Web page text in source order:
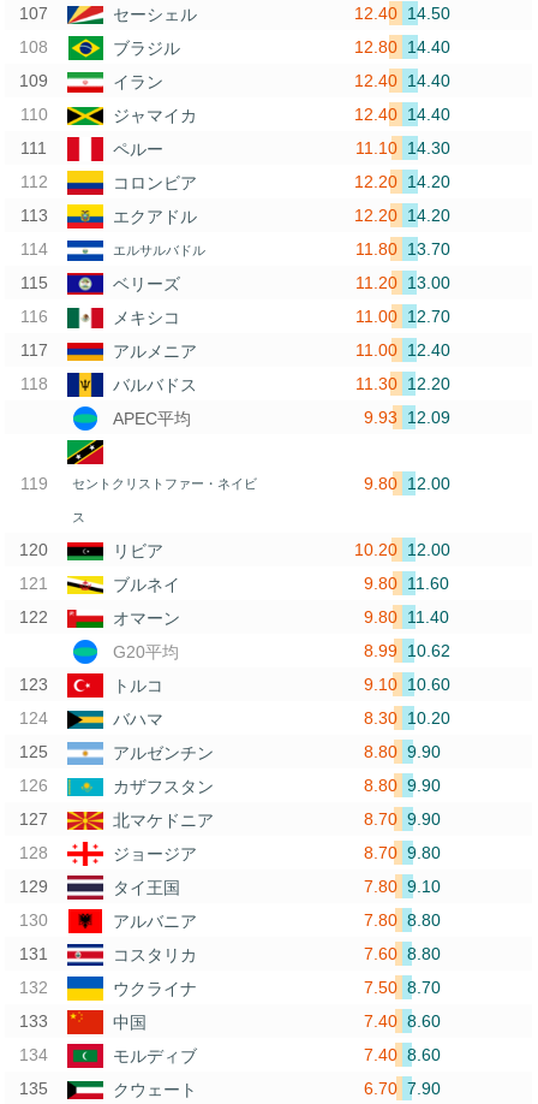
セーシェル
12.40 14.50
ブラジル
12.80 14.40
イラン
12.40 14.40
ジャマイカ
12.40 14.40
ペルー
11.10 14.30
コロンビア
12.20 14.20
エクアドル
12.20 14.20
エルサルバドル 11.80 13.70
ベリーズ
11.20 13.00
メキシコ
11.00 12.70
アルメニア
11.00 12.40
バルバドス
11.30 12.20
APEC平均
9.93 12.09
セントクリストファー・ネイビ
ス
9.80 12.00
リビア 10.20 12.00
ブルネイ
9.80 11.60
オマーン
9.80 11.40
G20平均
8.99
10.62
トルコ
9.10 10.60
バハマ
8.30 10.20
アルゼンチン
8.80 9.90
カザフスタン
8.80 9.90
北マケドニア
8.70 9.90
ジョージア
8.70 9.80
タイ王国
7.80 9.10
アルバニア
7.80 8.80
コスタリカ
7.60 8.80
ウクライナ
7.50 8.70
中国
7.40 8.60
モルディブ
7.40 8.60
クウェート
6.70 7.90